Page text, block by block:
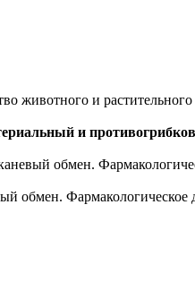
животного и
и
обмен.
обмен. Фармакологическое